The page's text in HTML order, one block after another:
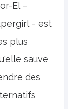
El –
– est
plus
sauve
des